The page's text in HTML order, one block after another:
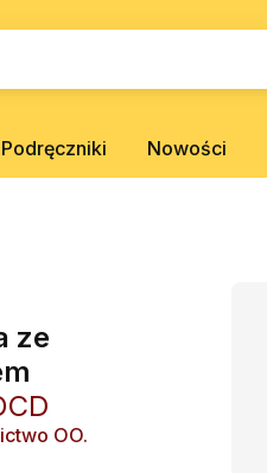
Podręczniki Nowości
ze
OO.